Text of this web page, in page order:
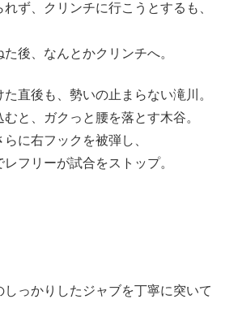
ず、クリンチに行こうとするも、
後、なんとかクリンチへ。
直後も、勢いの止まらない滝川。
と、ガクっと腰を落とす木谷。
に右フックを被弾し、
フリーが試合をストップ。
っかりしたジャブを丁寧に突いて